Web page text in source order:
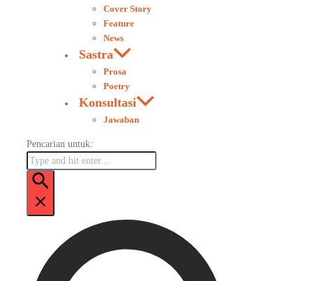
Cover Story
Feature
News
Sastra
Prosa
Poetry
Konsultasi
Jawaban
Pencarian untuk: